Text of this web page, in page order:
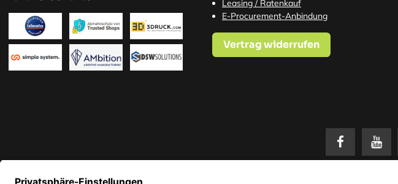
Leasing / Ratenkauf
E-Procurement-Anbindung
Vertrag widerrufen